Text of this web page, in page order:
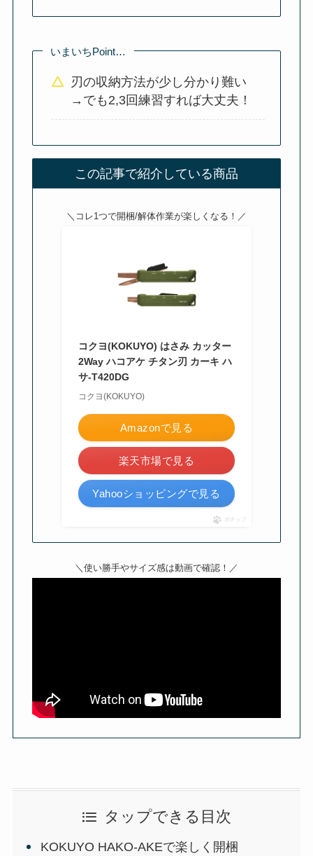
いまいちPoint…
刃の収納方法が少し分かり難い
→でも2,3回練習すれば大丈夫！
この記事で紹介している商品
＼コレ1つで開梱/解体作業が楽しくなる！／
コクヨ(KOKUYO) はさみ カッター
2Way ハコアケ チタン刃 カーキ ハ
サ-T420DG
コクヨ(KOKUYO)
Amazonで見る
楽天市場で見る
Yahooショッピングで見る
ポチップ
＼使い勝手やサイズ感は動画で確認！／
タップできる目次
KOKUYO HAKO-AKEで楽しく開梱